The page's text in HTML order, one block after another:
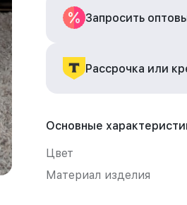
Запросить
Рассрочка или
Основные
Цвет
Материал изделия